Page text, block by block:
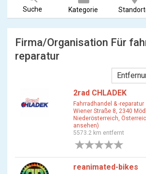
Suche Kategorie
Firma/Organisation Für
reparatur
2rad CHLADEK
Fahrradhandel & -reparatur
Wiener Straße 8, 2340
Niederösterreich,
ansehen)
5573.2 km entfernt
reanimated-bikes